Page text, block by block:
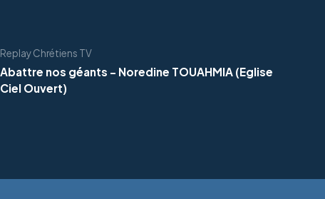
Replay Chrétiens TV
Abattre nos géants - Noredine TOUAHMIA (Eglise
Ciel Ouvert)